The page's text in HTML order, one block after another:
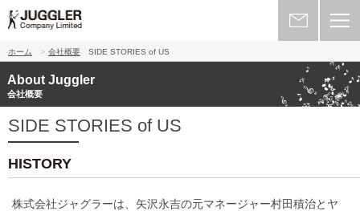
ホーム 会社概要 SIDE STORIES of US
About Juggler
会社概要
SIDE STORIES of US
HISTORY
株式会社ジャグラーは、矢沢永吉の元マネージャー村田積治とヤ